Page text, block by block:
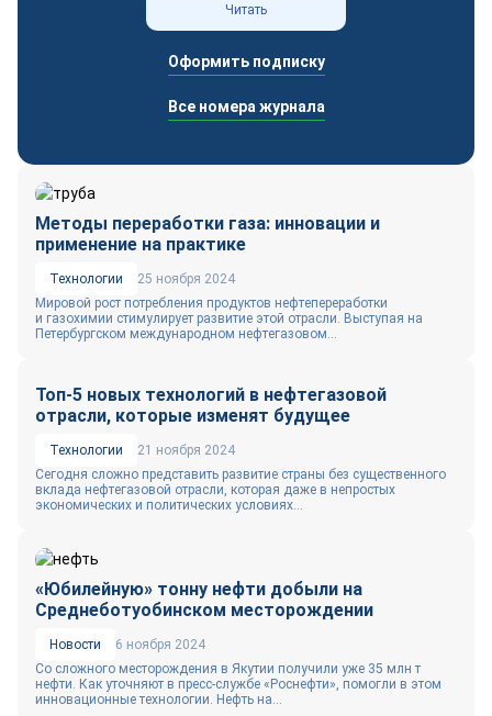
Читать
Оформить подписку
Все номера журнала
Методы переработки газа: инновации и
применение на практике
Технологии
25 ноября 2024
Мировой рост потребления продуктов нефтепереработки
и газохимии стимулирует развитие этой отрасли. Выступая на
Петербургском международном нефтегазовом...
Топ-5 новых технологий в нефтегазовой
отрасли, которые изменят будущее
Технологии
21 ноября 2024
Сегодня сложно представить развитие страны без существенного
вклада нефтегазовой отрасли, которая даже в непростых
экономических и политических условиях...
«Юбилейную» тонну нефти добыли на
Среднеботуобинском месторождении
Новости
6 ноября 2024
Со сложного месторождения в Якутии получили уже 35 млн т
нефти. Как уточняют в пресс-службе «Роснефти», помогли в этом
инновационные технологии. Нефть на...